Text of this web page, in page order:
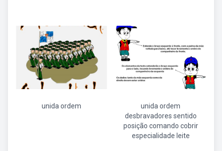
unida ordem
unida ordem
desbravadores sentido
posição comando cobrir
especialidade leite